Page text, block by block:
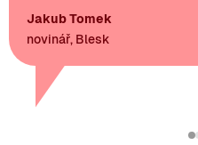
Jakub Tomek
novinář, Blesk